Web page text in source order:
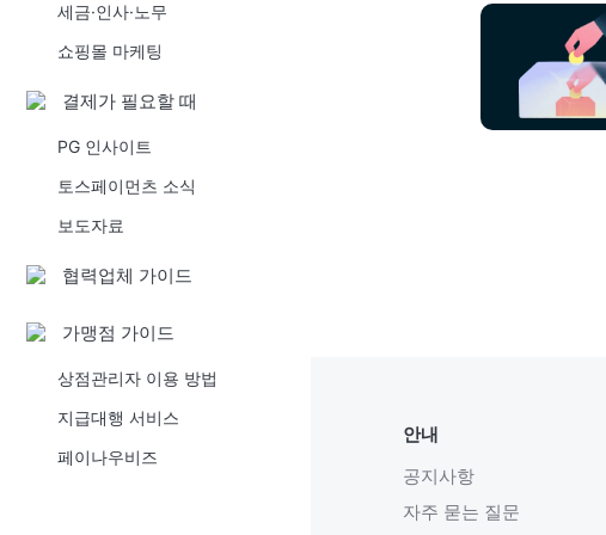
세금·인사·노무
쇼핑몰 마케팅
결제가 필요할 때
PG 인사이트
토스페이먼츠 소식
보도자료
협력업체 가이드
가맹점 가이드
상점관리자 이용 방법
지급대행 서비스
페이나우비즈
안내
공지사항
자주 묻는 질문